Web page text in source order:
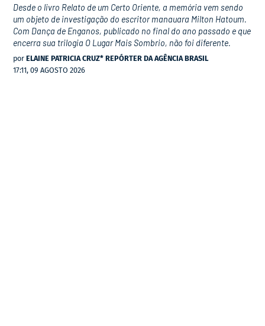
Desde o livro Relato de um Certo Oriente, a memória vem sendo
um objeto de investigação do escritor manauara Milton Hatoum.
Com Dança de Enganos, publicado no final do ano passado e que
encerra sua trilogia O Lugar Mais Sombrio, não foi diferente.
por ELAINE PATRICIA CRUZ* REPÓRTER DA AGÊNCIA BRASIL
17:11, 09 AGOSTO 2026